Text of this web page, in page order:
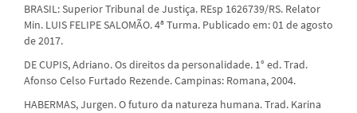
BRASIL: Superior Tribunal de Justiça. REsp 1626739/RS. Relator
Min. LUIS FELIPE SALOMÃO. 4ª Turma. Publicado em: 01 de agosto
de 2017.
DE CUPIS, Adriano. Os direitos da personalidade. 1° ed. Trad.
Afonso Celso Furtado Rezende. Campinas: Romana, 2004.
HABERMAS, Jurgen. O futuro da natureza humana. Trad. Karina